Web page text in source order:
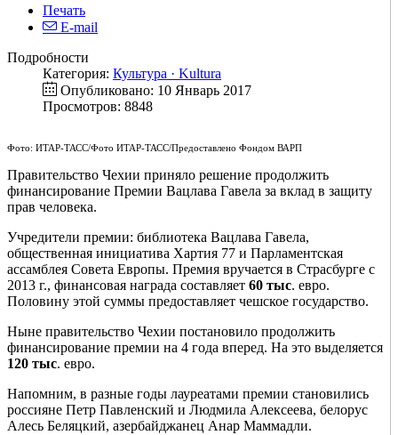
Печать
E-mail
Подробности
Категория: Культура · Kultura
Опубликовано: 10 Январь 2017
Просмотров: 8848
Фото: ИТАР-ТАСС/Фото ИТАР-ТАСС/Предоставлено Фондом ВАРП
Правительство Чехии приняло решение продолжить
финансирование Премии Вацлава Гавела за вклад в защиту
прав человека.
Учредители премии: библиотека Вацлава Гавела,
общественная инициатива Хартия 77 и Парламентская
ассамблея Совета Европы. Премия вручается в Страсбурге с
2013 г., финансовая награда составляет 60 тыс. евро.
Половину этой суммы предоставляет чешское государство.
Ныне правительство Чехии постановило продолжить
финансирование премии на 4 года вперед. На это выделяется
120 тыс. евро.
Напомним, в разные годы лауреатами премии становились
россияне Петр Павленский и Людмила Алексеева, белорус
Алесь Беляцкий, азербайджанец Анар Маммадли.